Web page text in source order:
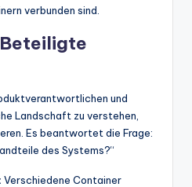
verbunden sind.
und
Landschaft zu verstehen,
Es beantwortet die Frage:
des Systems?“
Verschiedene Container